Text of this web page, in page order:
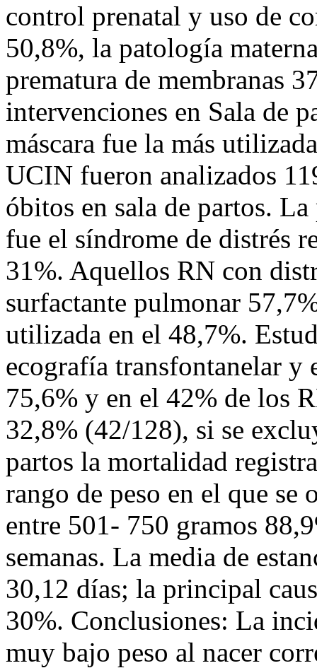
control prenatal y uso de
50,8%, la patología
prematura de membranas
intervenciones en Sala de
máscara fue la más
UCIN fueron analizados
óbitos en sala de partos.
fue el síndrome de distrés
31%. Aquellos RN con
surfactante pulmonar
utilizada en el 48,7%.
ecografía transfontanelar y
75,6% y en el 42% de los
32,8% (42/128), si se
partos la mortalidad
rango de peso en el que
entre 501- 750 gramos
semanas. La media de
30,12 días; la principal
30%. Conclusiones: La
muy bajo peso al nacer